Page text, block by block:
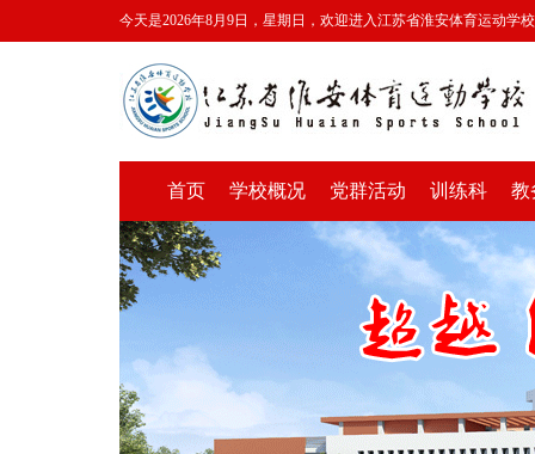
今天是2026年8月9日，星期日，欢迎进入江苏省淮安体育运动学
首页 学校概况 党群活动 训练科 教